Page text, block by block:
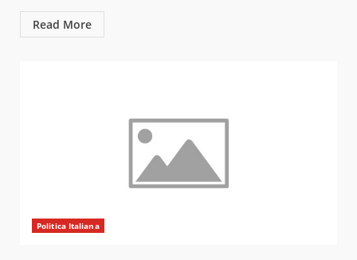
Read More
Politica Italiana